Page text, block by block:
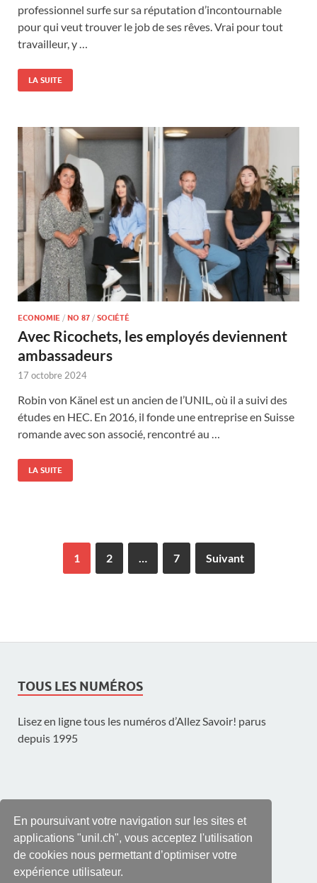
En poursuivant votre navigation sur les sites et
applications "unil.ch", vous acceptez l'utilisation
de cookies nous permettant d’optimiser votre
expérience utilisateur.
professionnel surfe sur sa réputation d’incontournable
pour qui veut trouver le job de ses rêves. Vrai pour tout
travailleur, y …
LA SUITE
ECONOMIE / NO 87 / SOCIÉTÉ
Avec Ricochets, les employés deviennent
ambassadeurs
17 octobre 2024
Robin von Känel est un ancien de l’UNIL, où il a suivi des
études en HEC. En 2016, il fonde une entreprise en Suisse
romande avec son associé, rencontré au …
LA SUITE
1 2 7 Suivant
TOUS LES NUMÉROS
Lisez en ligne tous les numéros d’Allez Savoir! parus
depuis 1995